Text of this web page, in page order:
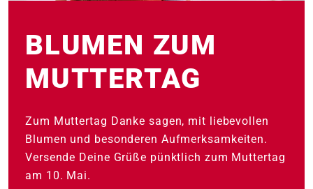
BLUMEN ZUM
MUTTERTAG
Zum Muttertag Danke sagen, mit liebevollen
Blumen und besonderen Aufmerksamkeiten.
Versende Deine Grüße pünktlich zum Muttertag
am 10. Mai.